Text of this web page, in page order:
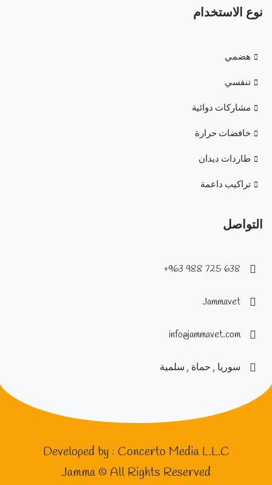
نوع الاستخدام
هضمي
تنفسي
مشاركات دوائية
خافضات حرارة
طاردات ديدان
تراكيب داعمة
التواصل
638 725 988 963+
Jammavet
info@jammavet.com
سوريا , حماة , سلمية
Developed by : Concerto Media L.L.C
Jamma © All Rights Reserved